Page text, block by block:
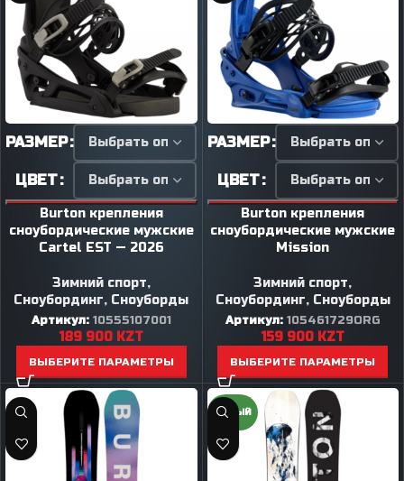
РАЗМЕР
ЦВЕТ
Burton крепления
сноубордические мужские
Cartel EST — 2026
Зимний спорт,
Сноубординг, Сноуборды
Артикул: 10555107001
189 900 KZT
ВЫБЕРИТЕ ПАРАМЕТРЫ
РАЗМЕР
ЦВЕТ
Burton крепления
сноубордические мужские
Mission
Зимний спорт,
Сноубординг, Сноуборды
Артикул: 105461729ORG
159 900 KZT
ВЫБЕРИТЕ ПАРАМЕТРЫ
НОВЫЙ